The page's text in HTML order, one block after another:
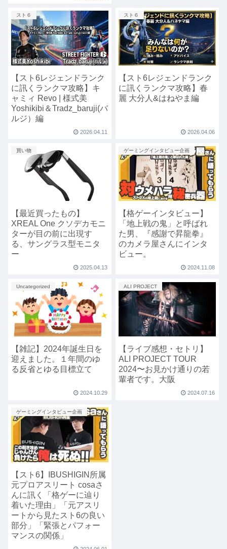
スト６
【スト6レジェンドランク
に訊くランクマ攻略】キ
ャミィ Revo | 様式美
Yoshikibi＆Tradz_baruji(バ
ルジ）編
2026.04.11
スト６
【スト6レジェンドランク
に訊くランクマ攻略】春
麗 大分人&はねやま編
2026.04.06
買い物
【最近買ったもの】
XREAL One クソデカモニ
ターが目の前に出現す
る、サングラス型モニタ
ー
2025.04.13
ゲーミングインタビュー企画
【格ゲーインタビュー】
「地上戦の鬼」と呼ばれ
た男、『感謝で昇龍拳』
のカメラ屋さんにインタ
ビュー。
2024.11.08
Uncategorized
【雑記】2024年誕生日を
迎えました。１年間のゆ
る反省とゆる目標立て
2024.10.29
ALI PROJECT
【ライブ感想・セトリ】
ALI PROJECT TOUR
2024〜お見かけ通りの若
輩者です。大阪
2024.07.16
ゲーミングインタビュー企画
【スト6】IBUSHIGIN所属
元プロアスリート cosaさ
んに訊く「格ゲーに辿り
着いた理由」「元アスリ
ートから見たスト6の良い
部分」「緊張とパフォー
マンスの関係」